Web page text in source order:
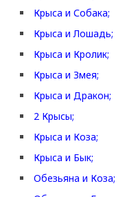
Крыса и Собака;
Крыса и Лошадь;
Крыса и Кролик;
Крыса и Змея;
Крыса и Дракон;
2 Крысы;
Крыса и Коза;
Крыса и Бык;
Обезьяна и Коза;